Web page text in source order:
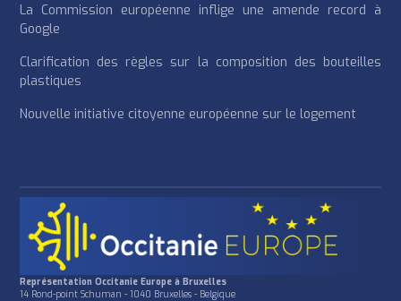
La Commission européenne inflige une amende record à
Google
Clarification des règles sur la composition des bouteilles
plastiques
Nouvelle initiative citoyenne européenne sur le logement
Représentation Occitanie Europe à Bruxelles
14 Rond-point Schuman - 1040 Bruxelles - Belgique